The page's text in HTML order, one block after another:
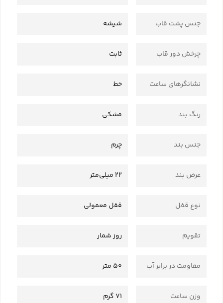
جنس پشت قاب شیشه
چرخش دور قاب ثابت
نشانگرهای ساعت خط
رنگ بند مشکی
جنس بند چرم
عرض بند 22 میلی‌متر
نوع قفل قفل معمولی
تقویم روز شمار
مقاومت در برابر آب 50 متر
وزن ساعت 71 گرم